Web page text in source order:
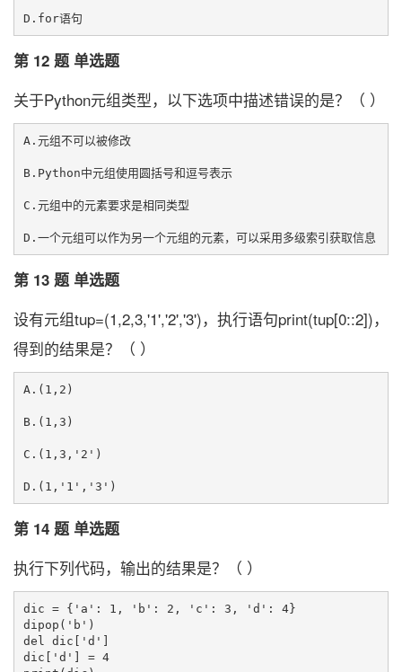
第 12 题 单选题
关于Python元组类型，以下选项中描述错误的是？（ ）
A.元组不可以被修改
B.Python中元组使用圆括号和逗号表示
C.元组中的元素要求是相同类型
第 13 题 单选题
设有元组tup=(1,2,3,'1','2','3')，执行语句print(tup[0::2])，
得到的结果是？（ ）
A.(1,2)
B.(1,3)
C.(1,3,'2')
第 14 题 单选题
执行下列代码，输出的结果是？（ ）
dic = {'a': 1, 'b': 2, 'c': 3, 'd': 4}
dipop('b')
del dic['d']
dic['d'] = 4